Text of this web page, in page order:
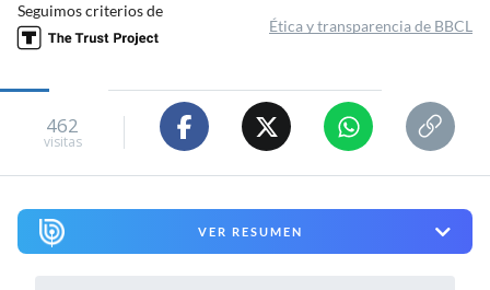
Seguimos criterios de
Ética y transparencia de BBCL
462
visitas
VER RESUMEN